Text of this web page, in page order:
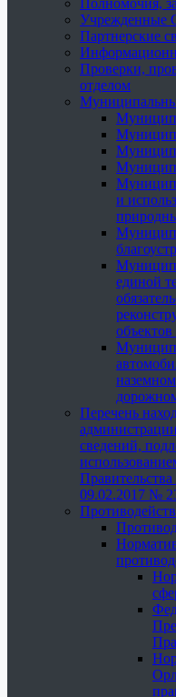
Полномочия,
Партнерские
Проверки,
отделом
и
единой
Перечень
сведений,
09.02.2017 №